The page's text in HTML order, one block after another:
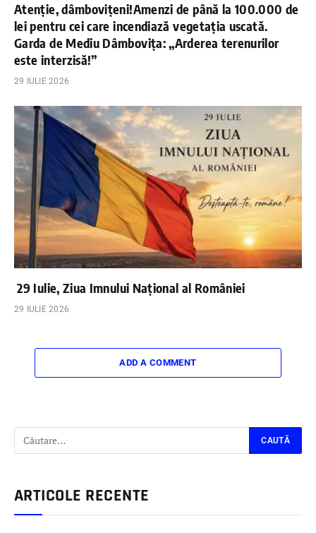
Atenție, dâmbovițeni!Amenzi de până la 100.000 de
lei pentru cei care incendiază vegetația uscată.
Garda de Mediu Dâmbovița: „Arderea terenurilor
este interzisă!”
29 IULIE 2026
29 Iulie, Ziua Imnului Național al României
29 IULIE 2026
ADD A COMMENT
ARTICOLE RECENTE